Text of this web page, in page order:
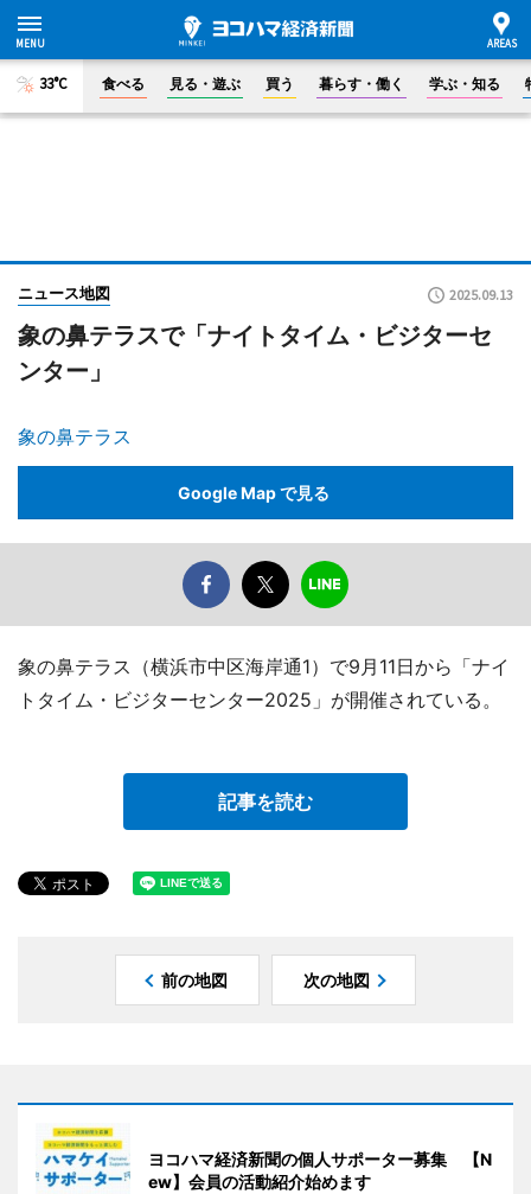
33°C 食べる 見る・遊ぶ 買う 暮らす・働く 学ぶ・知る
ニュース地図 2025.09.13
象の鼻テラスで「ナイトタイム・ビジターセ
ンター」
象の鼻テラス
Google Map で見る
象の鼻テラス（横浜市中区海岸通1）で9月11日から「ナイ
トタイム・ビジターセンター2025」が開催されている。
記事を読む
前の地図 次の地図
ヨコハマ経済新聞の個人サポーター募集 【N
ew】会員の活動紹介始めます